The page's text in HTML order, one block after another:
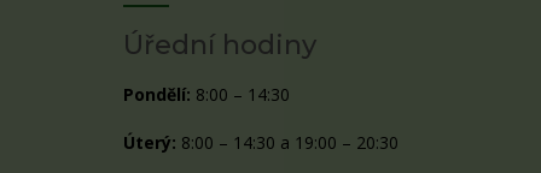
Úřední hodiny
Pondělí: 8:00 – 14:30
Úterý: 8:00 – 14:30 a 19:00 – 20:30